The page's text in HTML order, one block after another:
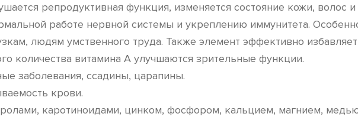
репродуктивная функция, изменяется состояние кожи, волос и
работе нервной системы и укреплению иммунитета.
людям умственного труда. Также элемент эффективно
количества витамина А улучшаются зрительные функции.
заболевания, ссадины, царапины.
крови.
каротиноидами, цинком, фосфором, кальцием, магнием,